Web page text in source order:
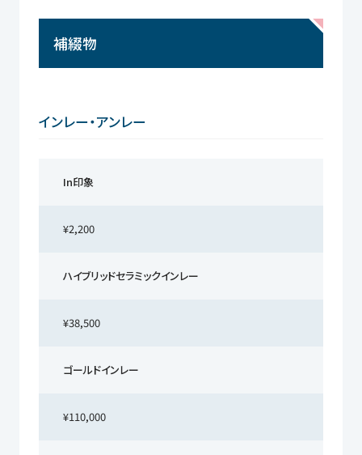
補綴物
インレー・アンレー
In印象
¥2,200
ハイブリッドセラミックインレー
¥38,500
ゴールドインレー
¥110,000